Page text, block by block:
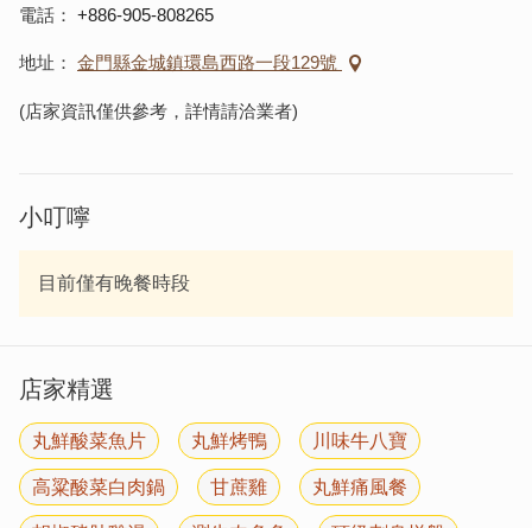
電話 +886-905-808265
地址 金門縣金城鎮環島西路一段129號
(店家資訊僅供參考，詳情請洽業者)
小叮嚀
目前僅有晚餐時段
店家精選
丸鮮酸菜魚片 丸鮮烤鴨 川味牛八寶
高粱酸菜白肉鍋 甘蔗雞 丸鮮痛風餐